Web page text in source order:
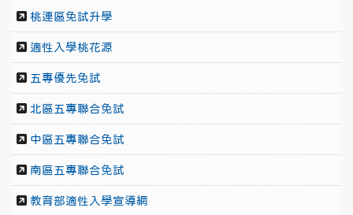
桃連區免試升學
適性入學桃花源
五專優先免試
北區五專聯合免試
中區五專聯合免試
南區五專聯合免試
教育部適性入學宣導網